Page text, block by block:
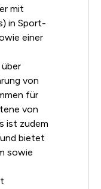
mit
in Sport-
einer
von
für
von
ist zudem
bietet
sowie